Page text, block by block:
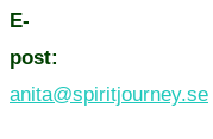
E-
post:
anita@spiritjourney.se